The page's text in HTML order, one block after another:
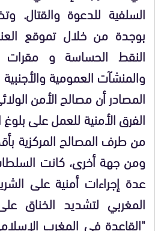
السلفية للدعوة والقتال.
بوجدة من خلال تموقع
النقط الحساسة و مقرات
والمنشآت العمومية
المصادر أن مصالح الأمن
الفرق الأمنية للعمل على
من طرف المصالح المركزية
ومن جهة أخرى، كانت
عدة إجراءات أمنية على
المغربي لتشديد الخناق
"القاعدة في المغرب